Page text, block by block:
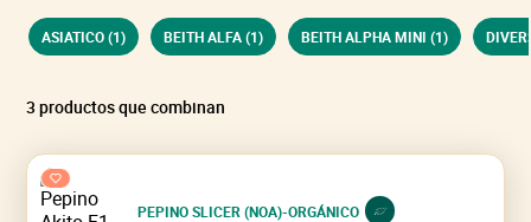
ASIATICO (1) BEITH ALFA (1) BEITH ALPHA MINI (1)
3 productos que combinan
PEPINO SLICER (NOA)-ORGÁNICO